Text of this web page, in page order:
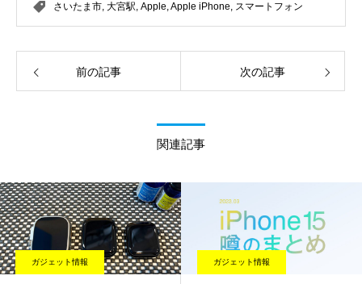
さいたま市, 大宮駅, Apple,Apple iPhone, スマートフォン
前の記事 次の記事
関連記事
ガジェット情報 ガジェット情報